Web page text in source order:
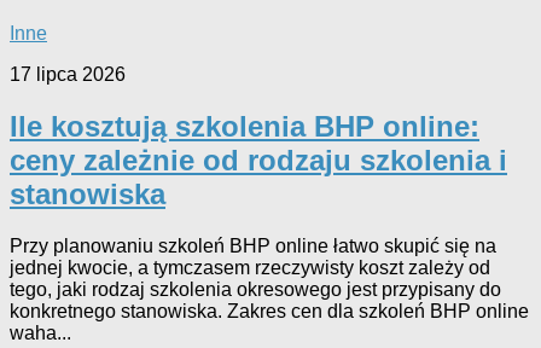
Inne
17 lipca 2026
Ile kosztują szkolenia BHP online:
ceny zależnie od rodzaju szkolenia i
stanowiska
Przy planowaniu szkoleń BHP online łatwo skupić się na
jednej kwocie, a tymczasem rzeczywisty koszt zależy od
tego, jaki rodzaj szkolenia okresowego jest przypisany do
konkretnego stanowiska. Zakres cen dla szkoleń BHP online
waha...